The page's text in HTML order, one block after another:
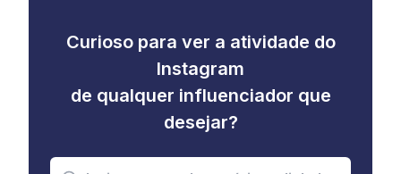
Curioso para ver a atividade do
Instagram
de qualquer influenciador que
desejar?